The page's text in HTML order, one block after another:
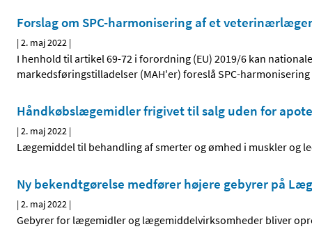
Forslag om SPC-harmonisering af et
|2. maj 2022 |
I henhold til artikel 69-72 i forordning (EU) 2019/6 kan
markedsføringstilladelser (MAH'er) foreslå SPC-
Håndkøbslægemidler frigivet til salg uden for
|2. maj 2022 |
Lægemiddel til behandling af smerter og ømhed i muskler og
Ny bekendtgørelse medfører højere gebyrer på
|2. maj 2022 |
Gebyrer for lægemidler og lægemiddelvirksomheder bliver